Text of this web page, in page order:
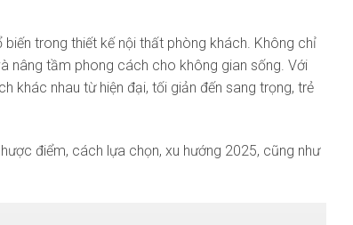
trong thiết kế nội thất phòng khách. Không chỉ
nâng tầm phong cách cho không gian sống. Với
khác nhau từ hiện đại, tối giản đến sang trọng, trẻ
điểm, cách lựa chọn, xu hướng 2025, cũng như